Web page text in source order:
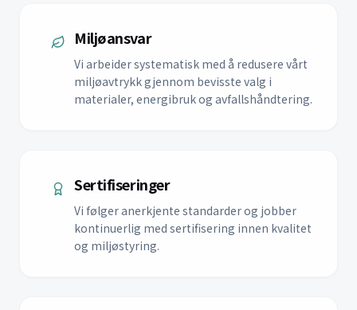
Miljøansvar
Vi arbeider systematisk med å redusere vårt
miljøavtrykk gjennom bevisste valg i
materialer, energibruk og avfallshåndtering.
Sertifiseringer
Vi følger anerkjente standarder og jobber
kontinuerlig med sertifisering innen kvalitet
og miljøstyring.